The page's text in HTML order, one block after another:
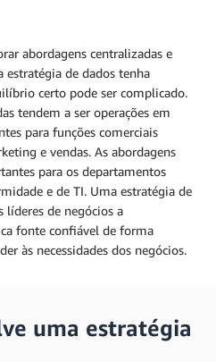
abordagens centralizadas e
estratégia de dados tenha
certo pode ser complicado.
tendem a ser operações em
para funções comerciais
e vendas. As abordagens
para os departamentos
e de TI. Uma estratégia de
líderes de negócios a
fonte confiável de forma
às necessidades dos negócios.
uma estratégia